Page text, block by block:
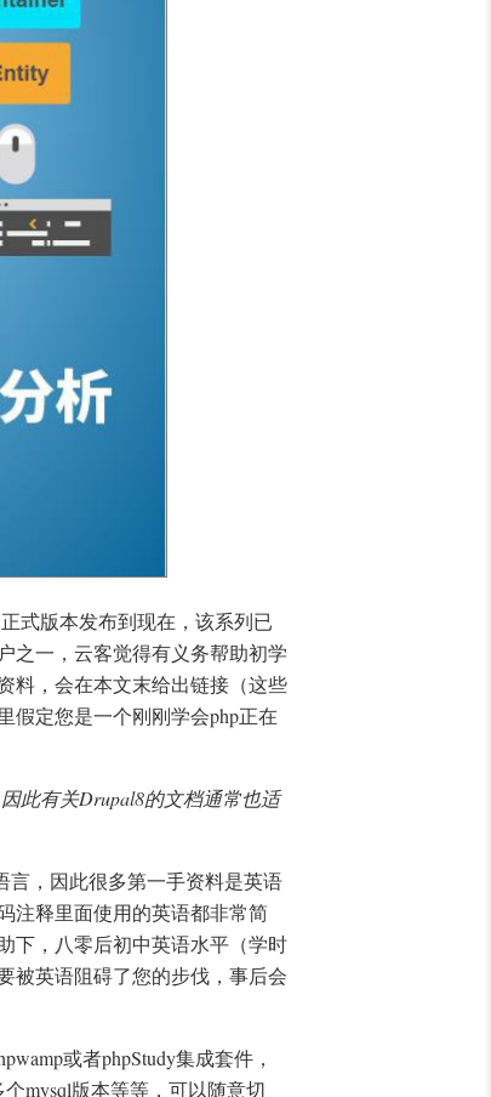
式版本发布到现在，该系列已
之一，云客觉得有义务帮助初学
料，会在本文末给出链接（这些
假定您是一个刚刚学会php正在
此有关Drupal8的文档通常也适
言，因此很多第一手资料是英语
注释里面使用的英语都非常简
下，八零后初中英语水平（学时
被英语阻碍了您的步伐，事后会
或者phpStudy集成套件，
mysql版本等等，可以随意切